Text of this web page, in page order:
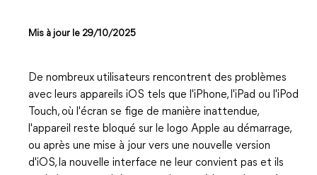
Mis à jour le 29/10/2025
De nombreux utilisateurs rencontrent des problèmes
avec leurs appareils iOS tels que l'iPhone, l'iPad ou l'iPod
Touch, où l'écran se fige de manière inattendue,
l'appareil reste bloqué sur le logo Apple au démarrage,
ou après une mise à jour vers une nouvelle version
d'iOS, la nouvelle interface ne leur convient pas et ils